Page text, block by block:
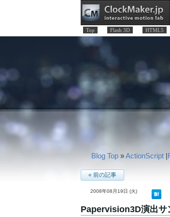
Top Flash 3D HTML5
Blog Top »ActionScript |
« 前の記事
2008年08月19日 (火)
Papervision3D演出サ